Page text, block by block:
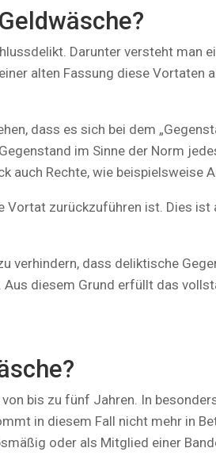
Darunter versteht man
alten Fassung diese Vortaten
dass es sich bei dem
im Sinne der Norm
auch Rechte, wie beispielsweise
Vortat zurückzuführen ist. Dies
verhindern, dass deliktische
diesem Grund erfüllt das
bis zu fünf Jahren. In
in diesem Fall nicht mehr in
oder als Mitglied einer